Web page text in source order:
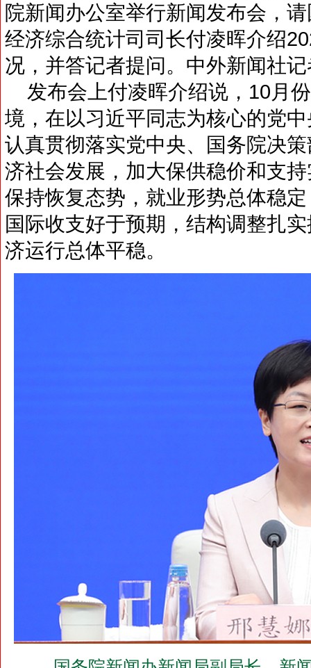
院新闻办公室举行新闻发布会，
经济综合统计司司长付凌晖介绍
况，并答记者提问。中外新闻社
发布会上付凌晖介绍说，10月
境，在以习近平同志为核心的党
认真贯彻落实党中央、国务院决
济社会发展，加大保供稳价和支
保持恢复态势，就业形势总体稳
国际收支好于预期，结构调整扎
济运行总体平稳。